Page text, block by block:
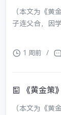
（本文为《黄
子连父合，因
1 周前 /
《黄金策
（本文为《黄